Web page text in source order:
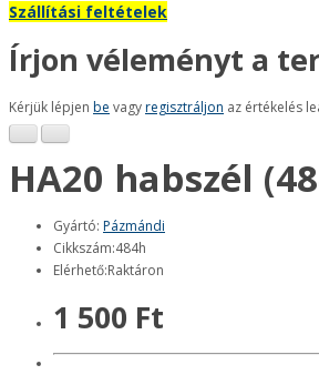
Szállítási feltételek
Írjon véleményt a
Kérjük lépjen be vagyregisztráljon az értékelés
HA20 habszél
Gyártó: Pázmándi
Cikkszám:484h
Elérhető:Raktáron
1 500 Ft